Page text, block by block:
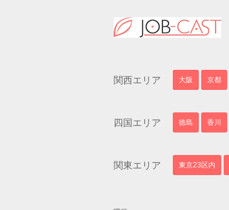
関西エリア 大阪 京都
四国エリア 徳島 香川
関東エリア 東京23区内